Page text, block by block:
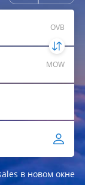
OVB
MOW
в новом окне